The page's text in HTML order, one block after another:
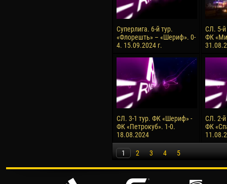
Суперлига. 6-й тур.
«Флорешть» – «Шериф». 0-
4. 15.09.2024 г.
СЛ. 5-
ФК
СЛ. 3-1 тур. ФК «Шериф» -
ФК «Петрокуб». 1-0.
18.08.2024
СЛ. 2-
ФК
1 2 3 4 5